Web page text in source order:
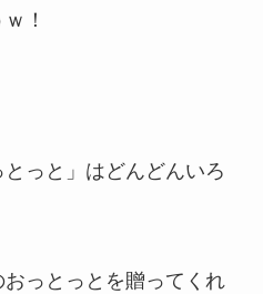
！
っと」はどんどんいろ
っとっとを贈ってくれ